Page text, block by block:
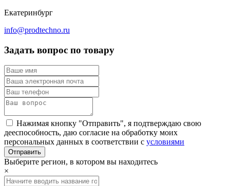
Екатеринбург
info@prodtechno.ru
Задать вопрос по товару
Нажимая кнопку "Отправить", я подтверждаю свою
дееспособность, даю согласие на обработку моих
персональных данных в соответствии с условиями
Выберите регион, в котором вы находитесь
×